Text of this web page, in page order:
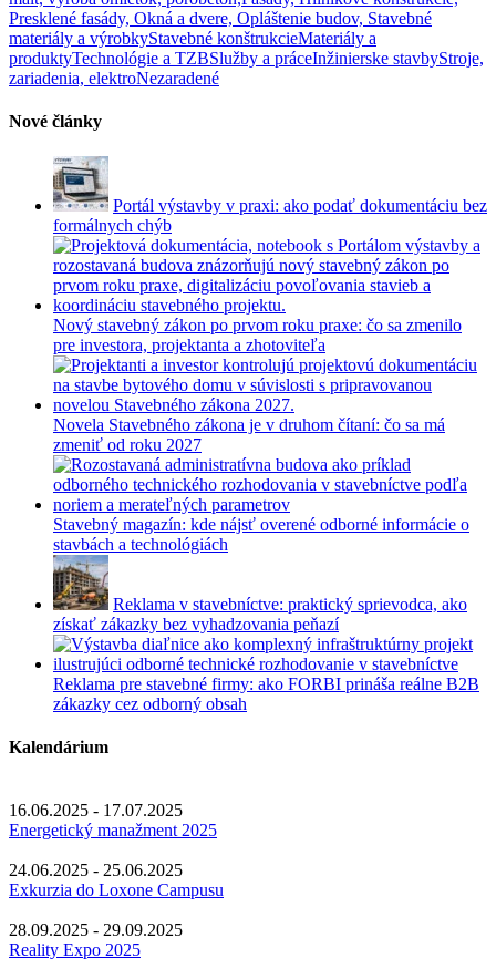
Presklené fasády, Okná a dvere, Opláštenie budov, Stavebné
materiály a výrobkyStavebné konštrukcieMateriály a
produktyTechnológie a TZBSlužby a práceInžinierske stavbyStroje,
zariadenia, elektroNezaradené
Nové články
Portál výstavby v praxi: ako podať dokumentáciu bez
formálnych chýb
Nový stavebný zákon po prvom roku praxe: čo sa zmenilo
pre investora, projektanta a zhotoviteľa
Novela Stavebného zákona je v druhom čítaní: čo sa má
zmeniť od roku 2027
Stavebný magazín: kde nájsť overené odborné informácie o
stavbách a technológiách
Reklama v stavebníctve: praktický sprievodca, ako
získať zákazky bez vyhadzovania peňazí
Reklama pre stavebné firmy: ako FORBI prináša reálne B2B
zákazky cez odborný obsah
Kalendárium
16.06.2025 - 17.07.2025
Energetický manažment 2025
24.06.2025 - 25.06.2025
Exkurzia do Loxone Campusu
28.09.2025 - 29.09.2025
Reality Expo 2025